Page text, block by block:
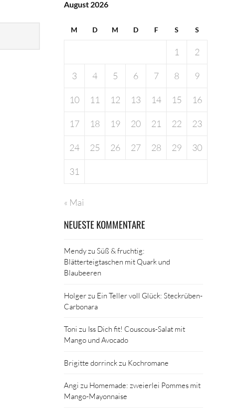
August 2026
M D M D F S S
1 2
3 4 5 6 7 8 9
10 11 12 13 14 15 16
17 18 19 20 21 22 23
24 25 26 27 28 29 30
31
« Mai
NEUESTE KOMMENTARE
MendyzuSüß & fruchtig:
Blätterteigtaschen mit Quark und
Blaubeeren
Holgerzu Ein Teller voll Glück: Steckrüben-
Carbonara
Toni zu Iss Dich fit! Couscous-Salat mit
Mango und Avocado
Brigitte dorrinckzu Kochromane
Angi zu Homemade: zweierlei Pommes mit
Mango-Mayonnaise